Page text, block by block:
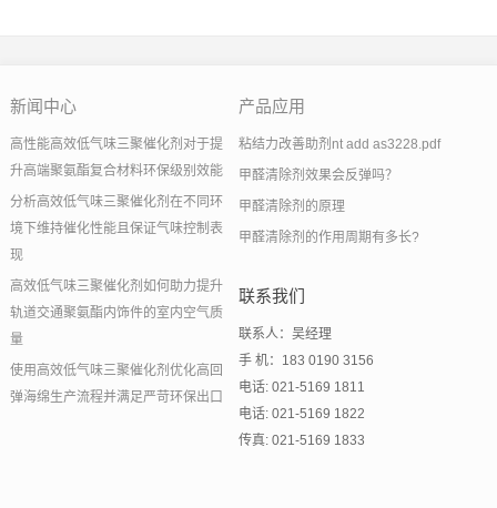
新闻中心
高性能高效低气味三聚催化剂对于提
升高端聚氨酯复合材料环保级别效能
分析高效低气味三聚催化剂在不同环
境下维持催化性能且保证气味控制表
现
高效低气味三聚催化剂如何助力提升
轨道交通聚氨酯内饰件的室内空气质
量
使用高效低气味三聚催化剂优化高回
弹海绵生产流程并满足严苛环保出口
产品应用
粘结力改善助剂nt add as3228.pdf
甲醛清除剂效果会反弹吗？
甲醛清除剂的原理
甲醛清除剂的作用周期有多长?
联系我们
联系人：吴经理
手 机：183 0190 3156
电话: 021-5169 1811
电话: 021-5169 1822
传真: 021-5169 1833